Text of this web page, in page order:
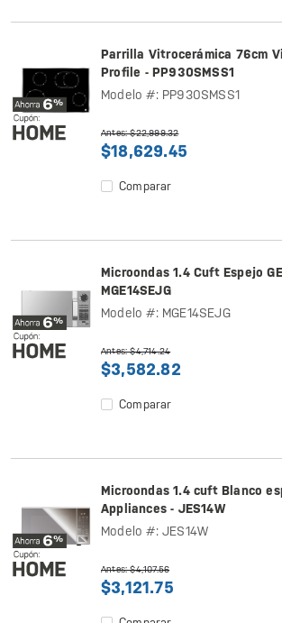
Parrilla Vitrocerámica 76cm
Profile - PP930SMSS1
Modelo #: PP930SMSS1
Antes: $22,999.32
$18,629.45
Comparar
Microondas 1.4 Cuft Espejo
MGE14SEJG
Modelo #: MGE14SEJG
Antes: $4,714.24
$3,582.82
Comparar
Microondas 1.4 cuft Blanco
Appliances - JES14W
Modelo #: JES14W
Antes: $4,107.56
$3,121.75